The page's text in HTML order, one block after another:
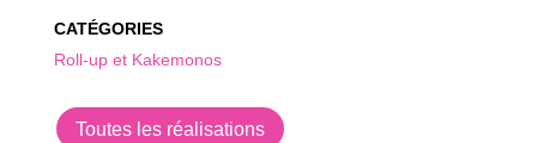
CATÉGORIES
Roll-up et Kakemonos
Toutes les réalisations